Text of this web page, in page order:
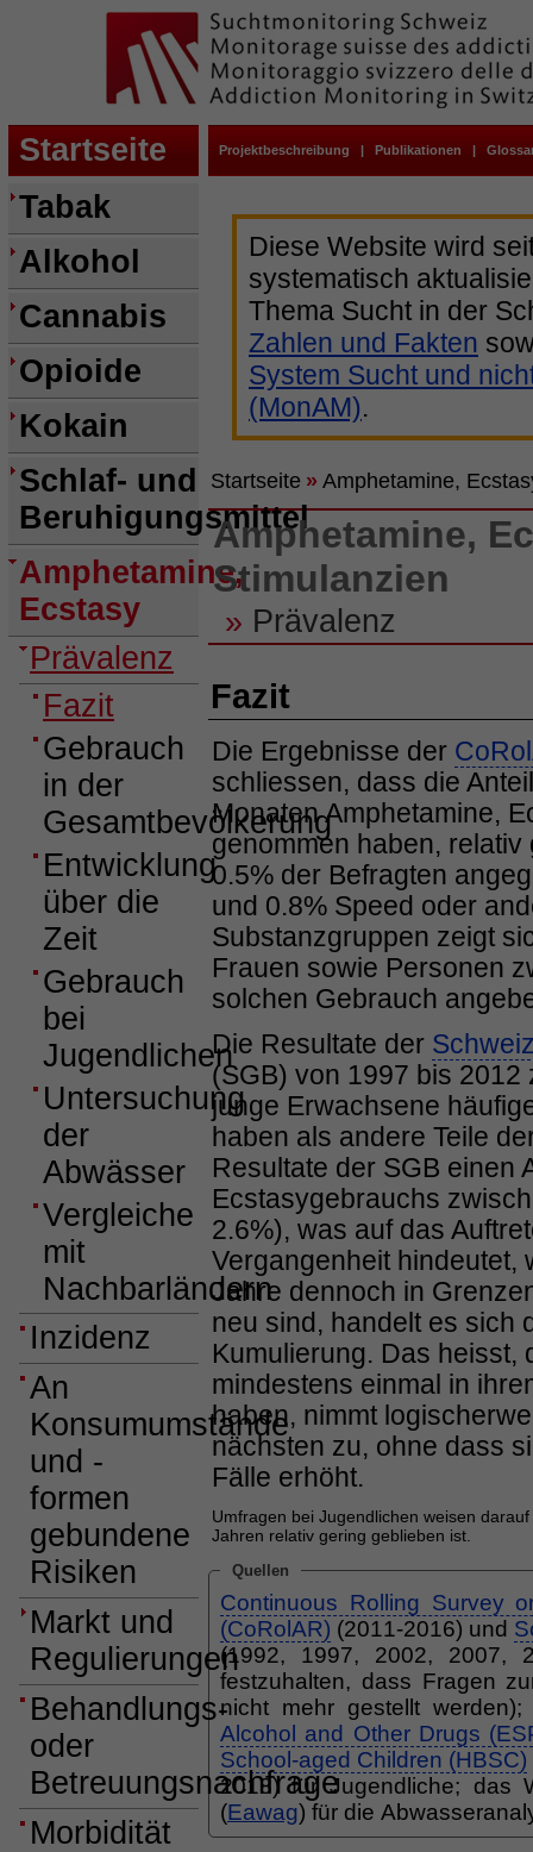
Startseite Projektbeschreibung | Publikationen |
Tabak
Alkohol
Cannabis
Opioide
Kokain
Schlaf- und
Beruhigungsmittel
Amphetamine,
Ecstasy
Prävalenz
Fazit
Gebrauch
in der
Gesamtbevölkerung
Entwicklung
über die
Zeit
Gebrauch
bei
Jugendlichen
Untersuchung
der
Abwässer
Vergleiche
mit
Nachbarländern
Inzidenz
An
Konsumumstände
und -
formen
gebundene
Risiken
Markt und
Regulierungen
Behandlungs-
oder
Betreuungsnachfrage
Morbidität
Diese Website wird
systematisch
Thema Sucht in der
Zahlen und Fakten
System Sucht und
(MonAM).
Startseite » Amphetamine,
Amphetamine,
Stimulanzien
» Prävalenz
Fazit
Die Ergebnisse der
schliessen, dass die
Monaten Amphetamine,
genommen haben,
0.5% der Befragten
und 0.8% Speed oder
Substanzgruppen zeigt
Frauen sowie Personen
solchen Gebrauch
Die Resultate der
(SGB) von 1997 bis
junge Erwachsene
haben als andere Teile
Resultate der SGB einen
Ecstasygebrauchs
2.6%), was auf das
Vergangenheit hindeutet,
Jahre dennoch in
neu sind, handelt es sich
Kumulierung. Das heisst,
mindestens einmal in
haben, nimmt
nächsten zu, ohne dass
Fälle erhöht.
Umfragen bei Jugendlichen weisen
Jahren relativ gering geblieben ist.
Quellen
Continuous Rolling Survey
(CoRolAR) (2011-2016) und
(1992, 1997, 2002, 2007,
festzuhalten, dass Fragen
nicht mehr gestellt
Alcohol and Other Drugs
School-aged Children (HBSC)
2018) für Jugendliche; das
(Eawag) für die